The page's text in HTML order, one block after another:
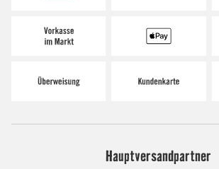
Hauptversandpartner